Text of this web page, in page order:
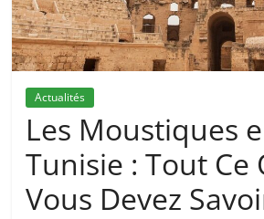
Actualités
Les Moustiques
Tunisie : Tout Ce
Vous Devez